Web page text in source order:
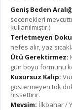
Geniş Beden
seçenekleri
kullanılmıştır.)
Terletmeyen
nefes alır, yaz
Ütü Gerektirmez:
gün boyu formunu
Kusursuz Kalıp:
göstermeyen tok
hissettirir.
Mevsim: İlkbahar /